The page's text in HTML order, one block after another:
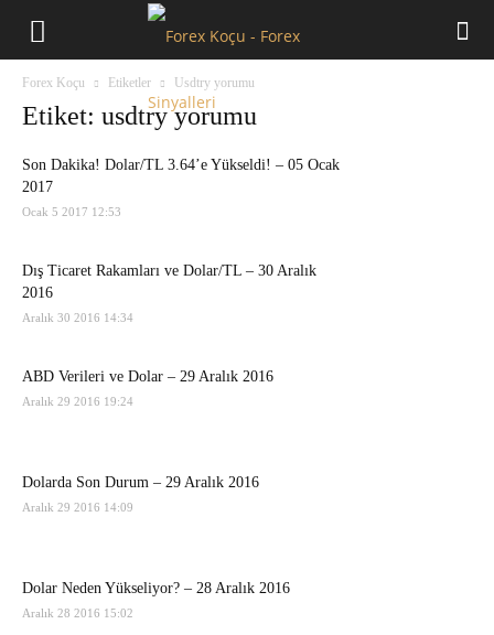
Forex Koçu Etiketler Usdtry yorumu
Etiket: usdtry yorumu
Son Dakika! Dolar/TL 3.64’e Yükseldi! – 05 Ocak
2017
Ocak 5 2017 12:53
Dış Ticaret Rakamları ve Dolar/TL – 30 Aralık
2016
Aralık 30 2016 14:34
ABD Verileri ve Dolar – 29 Aralık 2016
Aralık 29 2016 19:24
Dolarda Son Durum – 29 Aralık 2016
Aralık 29 2016 14:09
Dolar Neden Yükseliyor? – 28 Aralık 2016
Aralık 28 2016 15:02